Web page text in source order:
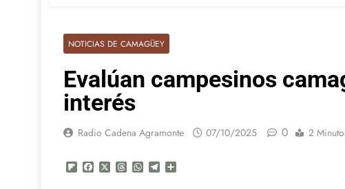
NOTICIAS DE CAMAGÜEY
Evalúan campesinos
interés
Radio Cadena Agramonte 07/10/2025 0 2
Flipboard
FacebookThreadsWhatsApp
Telegram